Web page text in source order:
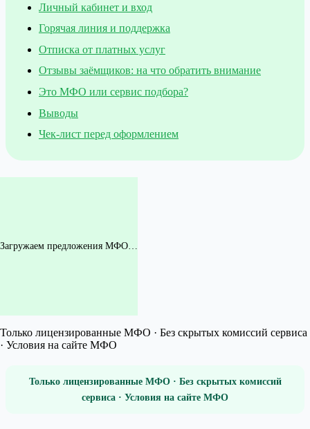
Личный кабинет и вход
Горячая линия и поддержка
Отписка от платных услуг
Отзывы заёмщиков: на что обратить внимание
Это МФО или сервис подбора?
Выводы
Чек-лист перед оформлением
Загружаем предложения МФО…
Только лицензированные МФО · Без скрытых комиссий сервиса
· Условия на сайте МФО
Только лицензированные МФО · Без скрытых комиссий
сервиса · Условия на сайте МФО